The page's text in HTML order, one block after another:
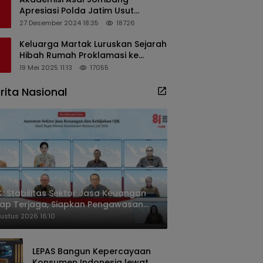
Apresiasi Polda Jatim Usut
Dugaan Korupsi Pengisian
27 Desember 2024 18:35 18726
Keluarga Martak Luruskan Sejarah
Hibah Rumah Proklamasi ke
Soekarno
19 Mei 2025 11:13 17055
Nasional
Stabilitas Sektor Jasa Keuangan
Terjaga, Siapkan Pengawasan
Mineral Mulai 2027
2026 16:10
LEPAS Bangun Kepercayaan